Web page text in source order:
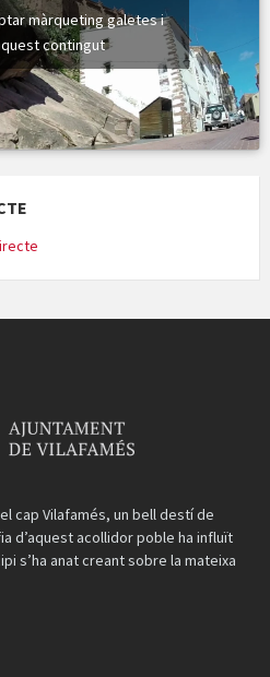
màrqueting galetes i
contingut
cap Vilafamés, un bell destí de
d’aquest acollidor poble ha influït
s’ha anat creant sobre la mateixa